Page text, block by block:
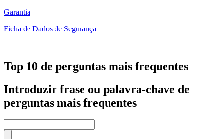
Garantia
Ficha de Dados de Segurança
Top 10 de perguntas mais frequentes
Introduzir frase ou palavra-chave de
perguntas mais frequentes